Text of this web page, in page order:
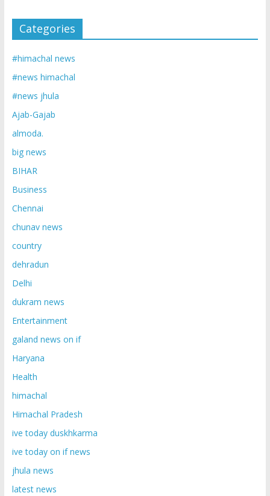
Categories
#himachal news
#news himachal
#news jhula
Ajab-Gajab
almoda.
big news
BIHAR
Business
Chennai
chunav news
country
dehradun
Delhi
dukram news
Entertainment
galand news on if
Haryana
Health
himachal
Himachal Pradesh
ive today duskhkarma
ive today on if news
jhula news
latest news